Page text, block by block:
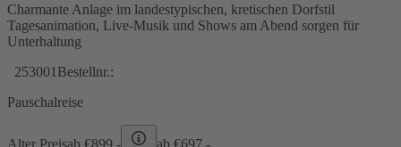
Charmante Anlage im landestypischen, kretischen Dorfstil
Tagesanimation, Live-Musik und Shows am Abend sorgen für
Unterhaltung
253001 Bestellnr.:
Pauschalreise
Alter Preisab €899,- ab €697,-